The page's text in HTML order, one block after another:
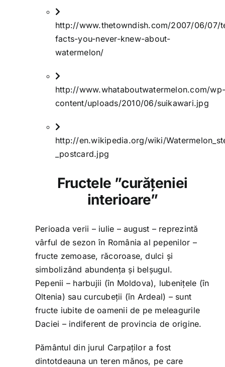
http://www.thetowndish.com/2007/06/07/
facts-you-never-knew-about-
watermelon/
http://www.whataboutwatermelon.com/
content/uploads/2010/06/suikawari.jpg
http://en.wikipedia.org/wiki/
_postcard.jpg
Fructele ”curățeniei
interioare”
Perioada verii – iulie – august – reprezintă
vârful de sezon în România al pepenilor –
fructe zemoase, răcoroase, dulci și
simbolizând abundența și belșugul.
Pepenii – harbujii (în Moldova), lubenițele (în
Oltenia) sau curcubeții (în Ardeal) – sunt
fructe iubite de oamenii de pe meleagurile
Daciei – indiferent de provincia de origine.
Pământul din jurul Carpaților a fost
dintotdeauna un teren mănos, pe care